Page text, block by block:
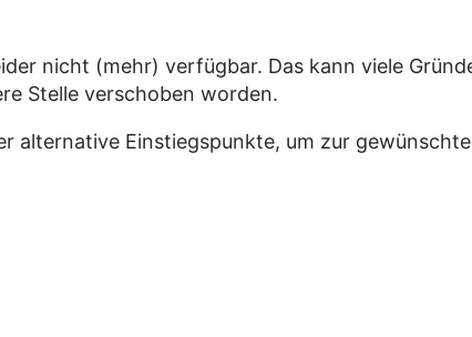
nicht (mehr) verfügbar. Das kann viele
Stelle verschoben worden.
alternative Einstiegspunkte, um zur